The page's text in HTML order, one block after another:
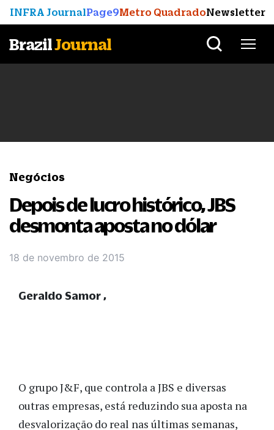
INFRA JournalPage9Metro QuadradoNewsletter
BrazilJournal
Negócios
Depois de lucro histórico, JBS
desmonta aposta no dólar
18 de novembro de 2015
O grupo J&F, que controla a JBS e diversas
outras empresas, está reduzindo sua aposta na
desvalorização do real nas últimas semanas,
Geraldo Samor